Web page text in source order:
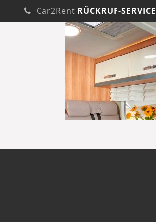
Car2Rent RÜCKRUF-SERVICE